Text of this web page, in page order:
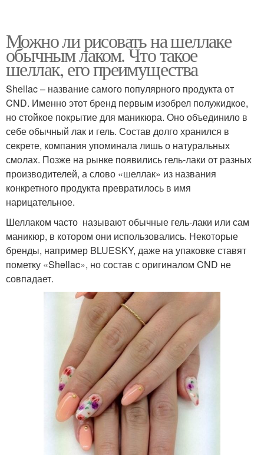
Можно ли рисовать на шеллаке
обычным лаком. Что такое
шеллак, его преимущества
Shellac – название самого популярного продукта от
CND. Именно этот бренд первым изобрел полужидкое,
но стойкое покрытие для маникюра. Оно объединило в
себе обычный лак и гель. Состав долго хранился в
секрете, компания упоминала лишь о натуральных
смолах. Позже на рынке появились гель-лаки от разных
производителей, а слово «шеллак» из названия
конкретного продукта превратилось в имя
нарицательное.
Шеллаком часто называют обычные гель-лаки или сам
маникюр, в котором они использовались. Некоторые
бренды, например BLUESKY, даже на упаковке ставят
пометку «Shellac», но состав с оригиналом CND не
совпадает.